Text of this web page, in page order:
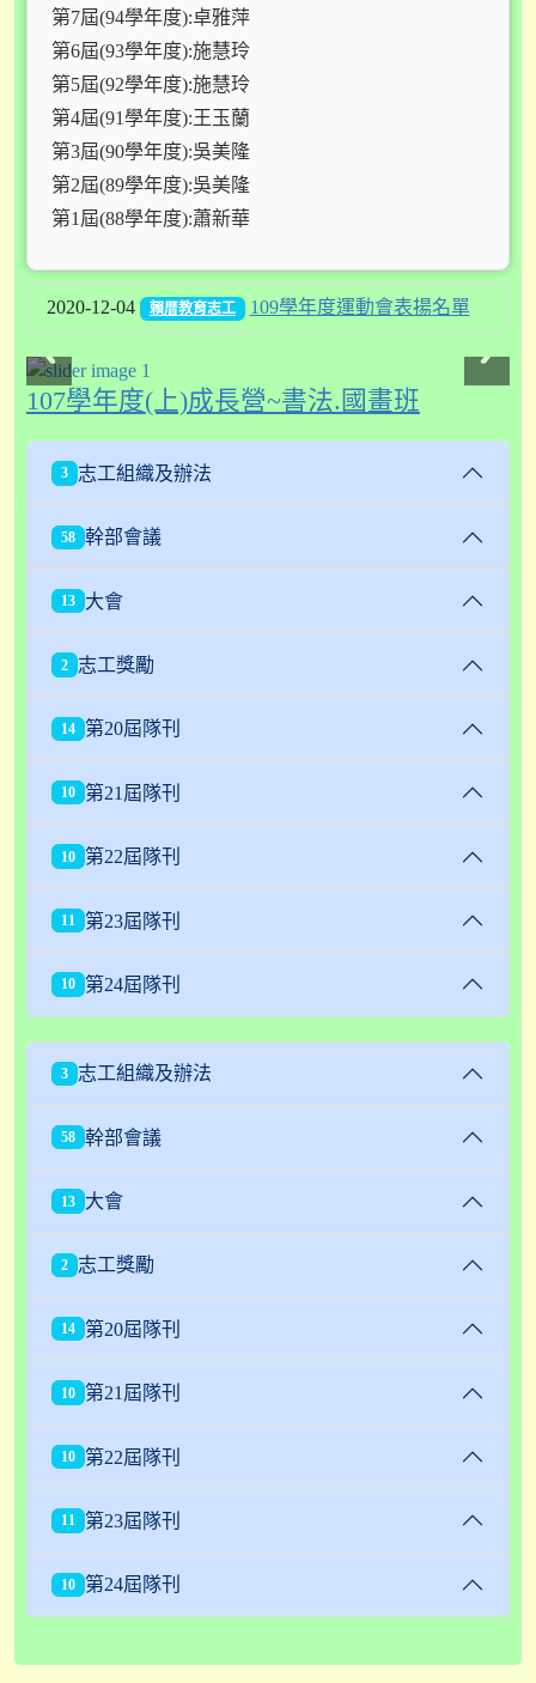
第7屆(94學年度):卓雅萍
第6屆(93學年度):施慧玲
第5屆(92學年度):施慧玲
第4屆(91學年度):王玉蘭
第3屆(90學年度):吳美隆
第2屆(89學年度):吳美隆
第1屆(88學年度):蕭新華
2020-12-04 賴厝教育志工 109學年度運動會表揚名單
107學年度(上)成長營~書法.國畫班
3 志工組織及辦法
58 幹部會議
13 大會
2 志工獎勵
14 第20屆隊刊
10 第21屆隊刊
10 第22屆隊刊
11 第23屆隊刊
10 第24屆隊刊
3 志工組織及辦法
58 幹部會議
13 大會
2 志工獎勵
14 第20屆隊刊
10 第21屆隊刊
10 第22屆隊刊
11 第23屆隊刊
10 第24屆隊刊